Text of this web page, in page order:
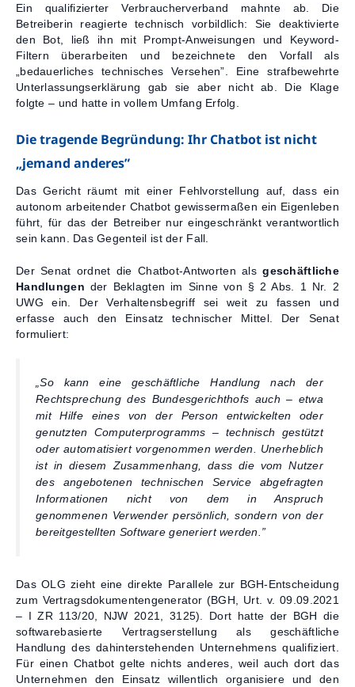
Ein qualifizierter Verbraucherverband mahnte ab. Die
Betreiberin reagierte technisch vorbildlich: Sie deaktivierte
den Bot, ließ ihn mit Prompt-Anweisungen und Keyword-
Filtern überarbeiten und bezeichnete den Vorfall als
„bedauerliches technisches Versehen”. Eine strafbewehrte
Unterlassungserklärung gab sie aber nicht ab. Die Klage
folgte – und hatte in vollem Umfang Erfolg.
Die tragende Begründung: Ihr Chatbot ist nicht
„jemand anderes”
Das Gericht räumt mit einer Fehlvorstellung auf, dass ein
autonom arbeitender Chatbot gewissermaßen ein Eigenleben
führt, für das der Betreiber nur eingeschränkt verantwortlich
sein kann. Das Gegenteil ist der Fall.
Der Senat ordnet die Chatbot-Antworten alsgeschäftliche
Handlungen der Beklagten im Sinne von § 2 Abs. 1 Nr. 2
UWG ein. Der Verhaltensbegriff sei weit zu fassen und
erfasse auch den Einsatz technischer Mittel. Der Senat
formuliert:
„So kann eine geschäftliche Handlung nach der
Rechtsprechung des Bundesgerichthofs auch – etwa
mit Hilfe eines von der Person entwickelten oder
genutzten Computerprogramms – technisch gestützt
oder automatisiert vorgenommen werden. Unerheblich
ist in diesem Zusammenhang, dass die vom Nutzer
des angebotenen technischen Service abgefragten
Informationen nicht von dem in Anspruch
genommenen Verwender persönlich, sondern von der
bereitgestellten Software generiert werden.”
Das OLG zieht eine direkte Parallele zur BGH-Entscheidung
zum Vertragsdokumentengenerator (BGH, Urt. v. 09.09.2021
– I ZR 113/20, NJW 2021, 3125). Dort hatte der BGH die
softwarebasierte Vertragserstellung als geschäftliche
Handlung des dahinterstehenden Unternehmens qualifiziert.
Für einen Chatbot gelte nichts anderes, weil auch dort das
Unternehmen den Einsatz willentlich organisiere und den